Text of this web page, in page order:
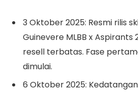
3 Oktober 2025: Resmi rilis
Guinevere MLBB x Aspirants
resell terbatas. Fase
dimulai.
6 Oktober 2025: Kedatangan